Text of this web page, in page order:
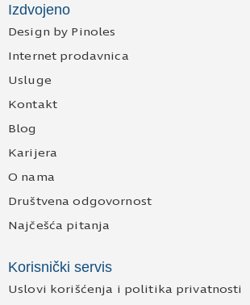
Izdvojeno
Design by Pinoles
Internet prodavnica
Usluge
Kontakt
Blog
Karijera
O nama
Društvena odgovornost
Najčešća pitanja
Korisnički servis
Uslovi korišćenja i politika privatnosti